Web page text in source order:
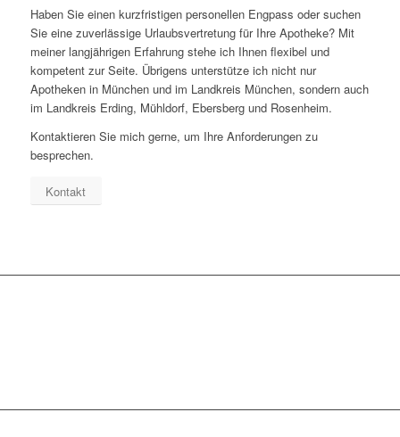
Haben Sie einen kurzfristigen personellen Engpass oder suchen
Sie eine zuverlässige Urlaubsvertretung für Ihre Apotheke? Mit
meiner langjährigen Erfahrung stehe ich Ihnen flexibel und
kompetent zur Seite. Übrigens unterstütze ich nicht nur
Apotheken in München und im Landkreis München, sondern auch
im Landkreis Erding, Mühldorf, Ebersberg und Rosenheim.
Kontaktieren Sie mich gerne, um Ihre Anforderungen zu
besprechen.
Kontakt